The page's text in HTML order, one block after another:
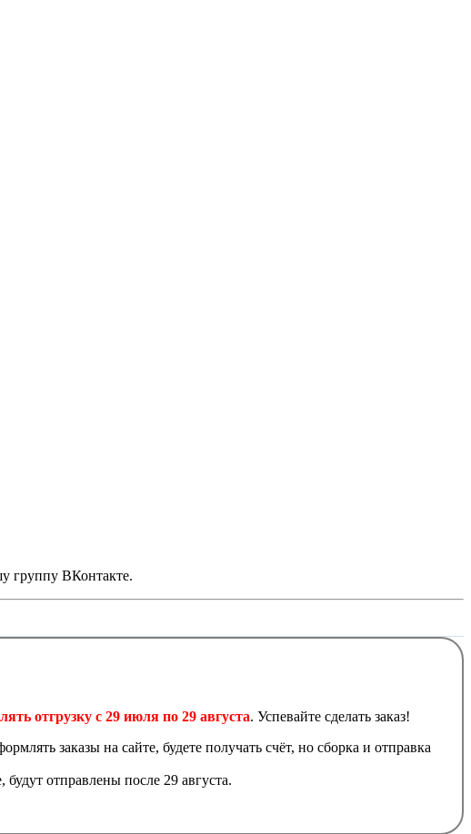
группу ВКонтакте.
отгрузку с 29 июля по 29 августа. Успевайте сделать заказ!
заказы на сайте, будете получать счёт, но сборка и отправка
отправлены после 29 августа.